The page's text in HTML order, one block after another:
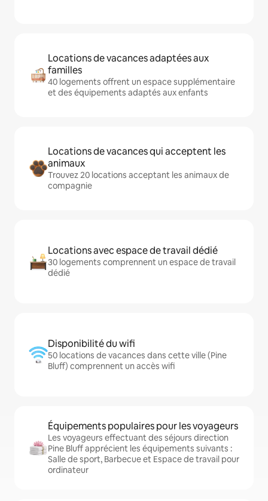
Locations de vacances adaptées aux
familles
40 logements offrent un espace supplémentaire
et des équipements adaptés aux enfants
Locations de vacances qui acceptent les
animaux
Trouvez 20 locations acceptant les animaux de
compagnie
Locations avec espace de travail dédié
30 logements comprennent un espace de travail
dédié
Disponibilité du wifi
50 locations de vacances dans cette ville (Pine
Bluff) comprennent un accès wifi
Équipements populaires pour les voyageurs
Les voyageurs effectuant des séjours direction
Pine Bluff apprécient les équipements suivants :
Salle de sport, Barbecue et Espace de travail pour
ordinateur